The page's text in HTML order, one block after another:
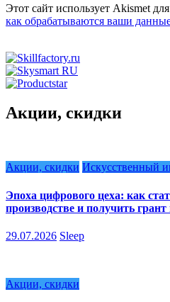
Этот сайт использует Akismet
как обрабатываются ваши
Акции, скидки
Акции, скидки Искусственный
Эпоха цифрового цеха: как
производстве и получить
29.07.2026 Sleep
Акции, скидки